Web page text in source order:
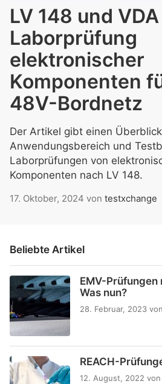
LV 148 und
Laborprüfung
elektronischer
Komponenten
48V-Bordnetz
Der Artikel gibt einen
Anwendungsbereich und
Laborprüfungen von
Komponenten nach LV 148.
17. Oktober, 2024 von testxchange
Beliebte Artikel
EMV-
Was nun?
28. Februar, 2023 von
REACH-
12. August, 2022 von